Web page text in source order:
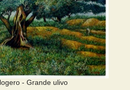
- Grande ulivo